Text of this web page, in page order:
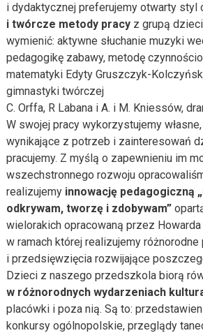
i dydaktycznej preferujemy otwarty styl
i twórcze metody pracyz grupą
wymienić: aktywne słuchanie muzyki
pedagogikę zabawy, metodę
matematyki Edyty Gruszczyk-
gimnastyki twórczej
C. Orffa, R Labana i A. i M. Kniessów,
W swojej pracy wykorzystujemy
wynikające z potrzeb i zainteresowań
pracujemy. Z myślą o zapewnieniu im
wszechstronnego rozwoju
realizujemy innowację pedagogiczną
odkrywam, tworzę i zdobywam”
wielorakich opracowaną przez Howarda
w ramach której realizujemy różnorodne
i przedsięwzięcia rozwijające
Dzieci z naszego przedszkola biorą
w różnorodnych wydarzeniach
placówki i poza nią. Są to:
konkursy ogólnopolskie, przeglądy